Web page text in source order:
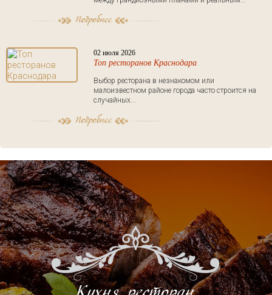
02 июля 2026
Топ ресторанов Краснодара
Выбор ресторана в незнакомом или
малоизвестном районе города часто строится на
случайных...